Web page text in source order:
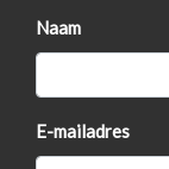
Centrale
Naam
E-mailadres